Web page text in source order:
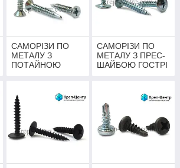
САМОРІЗИ ПО
МЕТАЛУ З
ПОТАЙНОЮ
7504Р
САМОРІЗИ ПО
МЕТАЛУ З ПРЕС-
ШАЙБОЮ ГОСТРІ